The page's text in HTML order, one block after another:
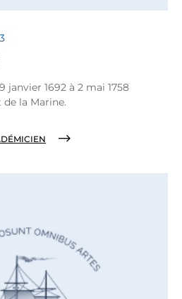
janvier 1692 à 2 mai 1758
la Marine.